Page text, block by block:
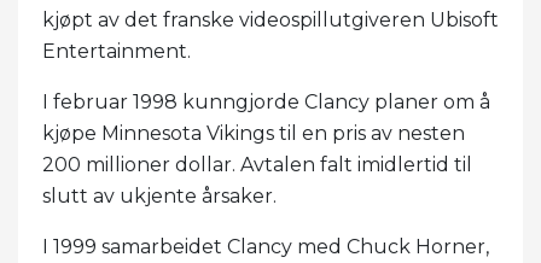
kjøpt av det franske videospillutgiveren Ubisoft
Entertainment.
I februar 1998 kunngjorde Clancy planer om å
kjøpe Minnesota Vikings til en pris av nesten
200 millioner dollar. Avtalen falt imidlertid til
slutt av ukjente årsaker.
I 1999 samarbeidet Clancy med Chuck Horner,